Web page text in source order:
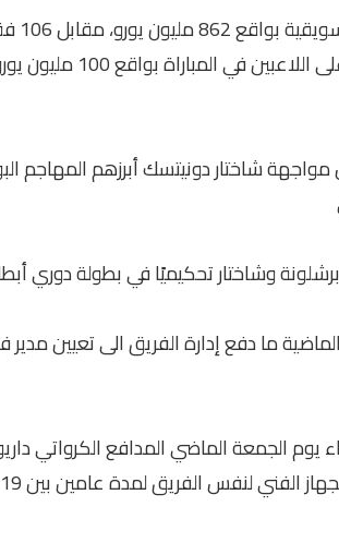
في المباراة بواقع 100 مليون يورو.
شاختار دونيتسك أبرزهم المهاجم
وشاختار تحكيميًا في بطولة دوري
ما دفع إدارة الفريق الى تعيين مدير
الجمعة الماضي المدافع الكرواتي
لنفس الفريق لمدة عامين بين 2019-2020.